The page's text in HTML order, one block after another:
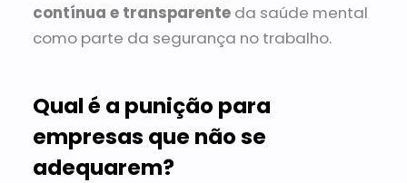
contínua e transparenteda saúde mental
como parte da segurança no trabalho.
Qual é a punição para
empresas que não se
adequarem?